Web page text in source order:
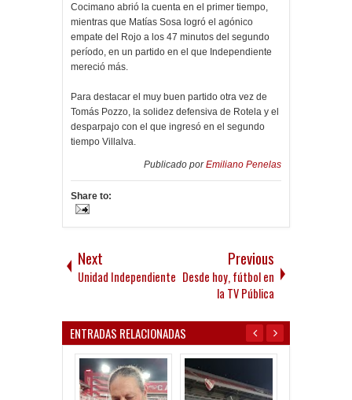
Cocimano abrió la cuenta en el primer tiempo,
mientras que Matías Sosa logró el agónico
empate del Rojo a los 47 minutos del segundo
período, en un partido en el que Independiente
mereció más.
Para destacar el muy buen partido otra vez de
Tomás Pozzo, la solidez defensiva de Rotela y el
desparpajo con el que ingresó en el segundo
tiempo Villalva.
Publicado porEmiliano Penelas
Share to:
Next
Unidad Independiente
Previous
Desde hoy, fútbol en
la TV Pública
ENTRADAS RELACIONADAS